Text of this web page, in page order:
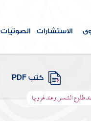
الاستشارات الصوتيات
كتب PDF
طلوع الشمس وعند غروبها